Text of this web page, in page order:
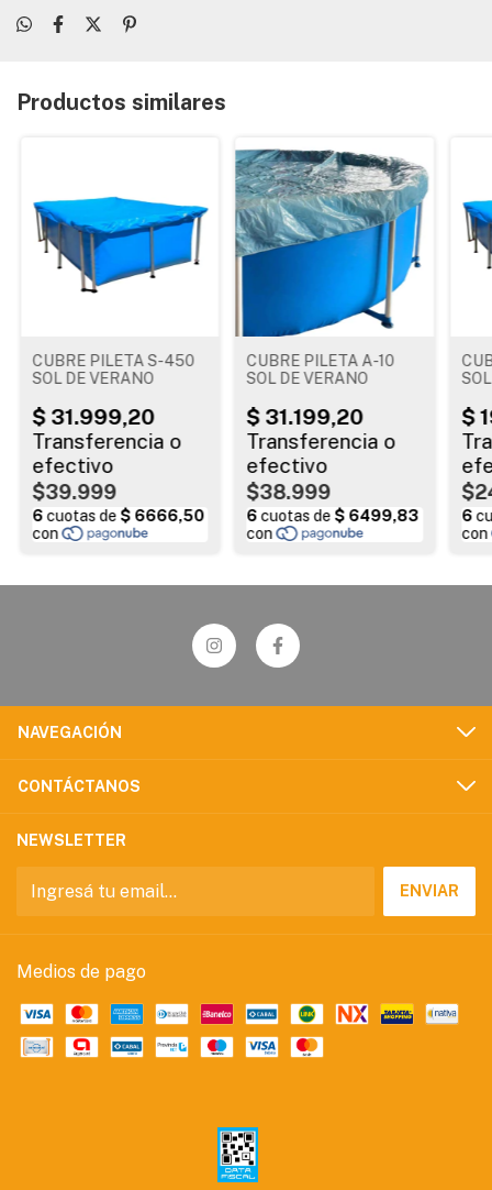
Productos similares
CUBRE PILETA S-450
SOL DE VERANO
$39.999
CUBRE PILETA A-10
SOL DE VERANO
$38.999
NAVEGACIÓN
CONTÁCTANOS
NEWSLETTER
Medios de pago